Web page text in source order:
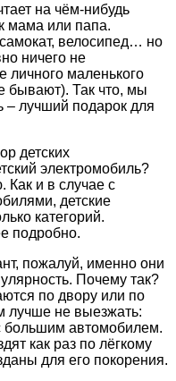
на чём-нибудь
мама или папа.
велосипед… но
ничего не
личного маленького
бывают). Так что, мы
– лучший подарок для
детских
электромобиль?
Как и в случае с
детские
категорий.
подробно.
пожалуй, именно они
Почему так?
по двору или по
лучше не выезжать:
большим автомобилем.
как раз по лёгкому
для его покорения.